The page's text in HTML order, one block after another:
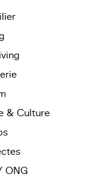
& Culture
ONG